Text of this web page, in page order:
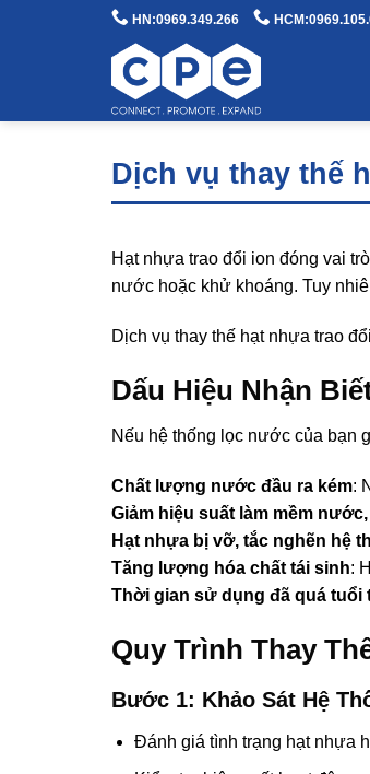
HN:0969.349.266
Dịch vụ thay thế
Hạt nhựa trao đổi ion đóng vai
nước hoặc khử khoáng. Tuy
Dịch vụ thay thế hạt nhựa trao
Dấu Hiệu Nhận
Nếu hệ thống lọc nước của bạn
Chất lượng nước đầu ra kém:
Giảm hiệu suất làm mềm
Hạt nhựa bị vỡ, tắc nghẽn hệ
Tăng lượng hóa chất tái sinh:
Thời gian sử dụng đã quá tuổi
Quy Trình Thay
Bước 1: Khảo Sát Hệ
Đánh giá tình trạng hạt nhựa